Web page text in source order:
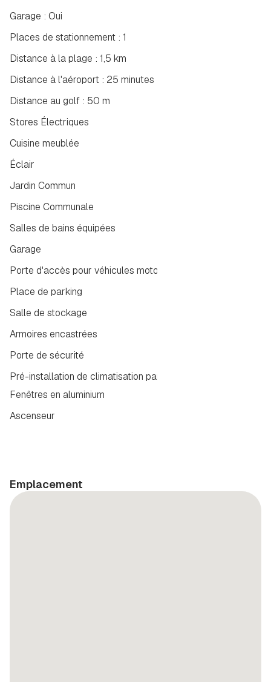
Ascenseur
Garage : Oui
Places de stationnement : 1
Distance à la plage : 1,5 km
Distance à l'aéroport : 25 minutes
Distance au golf : 50 m
Stores Électriques
Cuisine meublée
Éclair
Jardin Commun
Piscine Communale
Salles de bains équipées
Garage
Porte d'accès pour véhicules motorisés
Place de parking
Salle de stockage
Armoires encastrées
Porte de sécurité
Pré-installation de climatisation par conduits
Fenêtres en aluminium
Emplacement